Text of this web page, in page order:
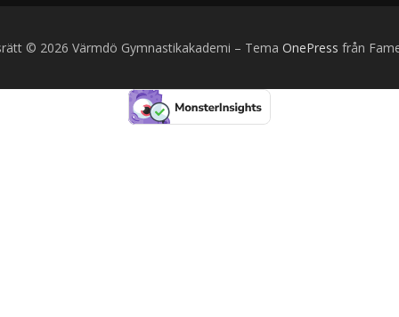
© 2026 Värmdö Gymnastikakademi – Tema OnePress från